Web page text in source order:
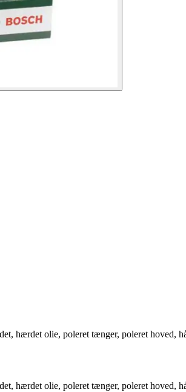
hærdet olie, poleret tænger, poleret hoved,
hærdet olie, poleret tænger, poleret hoved,